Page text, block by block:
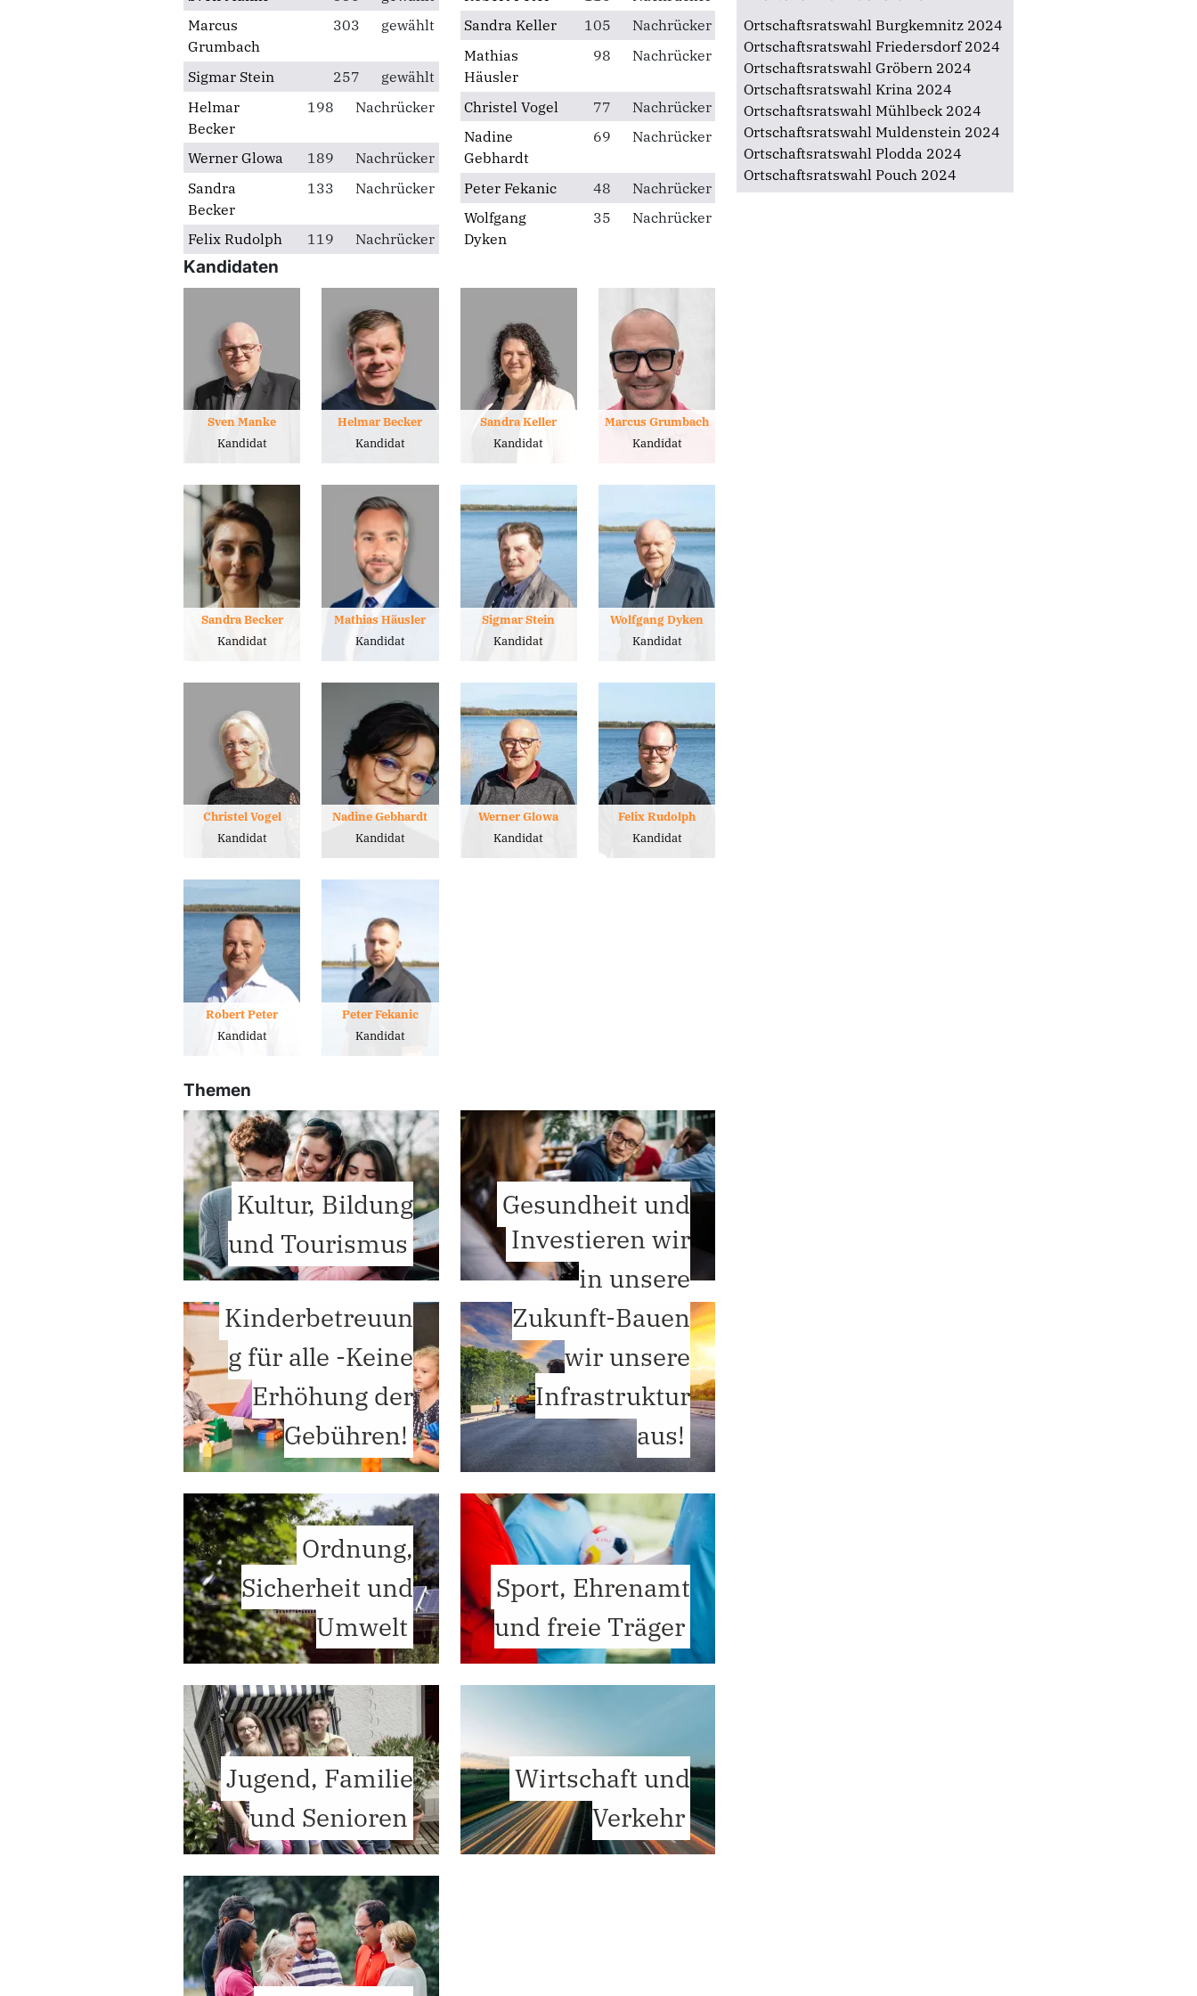
Ortsverband Wolfen-Bobbau
Stadtverband Zörbig
Marcus
Grumbach
303 gewählt
Sigmar Stein 257
gewählt
Helmar
Becker
198 Nachrücker
Werner Glowa 189
Nachrücker
Sandra
Becker
133 Nachrücker
Felix Rudolph 119 Nachrücker
Sandra Keller
105
Nachrücker
Mathias
Häusler
98 Nachrücker
Christel Vogel 77
Nachrücker
Nadine
Gebhardt
69 Nachrücker
Peter Fekanic 48
Nachrücker
Wolfgang
Dyken
35 Nachrücker
Kandidaten
Sven Manke
Kandidat
Helmar Becker
Kandidat
Sandra Keller
Kandidat
Marcus Grumbach
Kandidat
Sandra Becker
Kandidat
Mathias Häusler
Kandidat
Sigmar Stein
Kandidat
Wolfgang Dyken
Kandidat
Christel Vogel
Kandidat
Nadine Gebhardt
Kandidat
Werner Glowa
Kandidat
Felix Rudolph
Kandidat
Robert Peter
Kandidat
Peter Fekanic
Kandidat
Themen
Kultur, Bildung
und Tourismus
Gesundheit und
Soziales
Kinderbetreuun
g für alle -Keine
Erhöhung der
Gebühren!
Investieren wir
in unsere
Zukunft-Bauen
wir unsere
Infrastruktur
aus!
Ordnung,
Sicherheit und
Umwelt
Sport, Ehrenamt
und freie Träger
Jugend, Familie
und Senioren
Wirtschaft und
Verkehr
Ortschaftsratswahl Burgkemnitz 2024
Ortschaftsratswahl Friedersdorf 2024
Ortschaftsratswahl Gröbern 2024
Ortschaftsratswahl Krina 2024
Ortschaftsratswahl Mühlbeck 2024
Ortschaftsratswahl Muldenstein 2024
Ortschaftsratswahl Plodda 2024
Ortschaftsratswahl Pouch 2024